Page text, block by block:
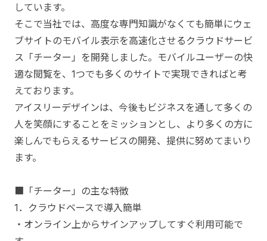
しています。
そこで当社では、 高度な専門知識がなくても簡単にウェ
ブサイトのモバイル表示を高速化させるクラウドサービ
ス「チーター」を開発しました。 モバイルユーザーの快
適な閲覧を、1つでも多くのサイトで実現できればと考
えております。
アイスリーデザインは、今後もビジネスを通して多くの
人を笑顔にすることをミッションとし、より多くの方に
楽しんでもらえるサービスの開発、提供に努めてまいり
ます。
■「チーター」の主な特徴
1．クラウドベースで導入簡単
・オンライン上からサインアップしてすぐ利用可能で